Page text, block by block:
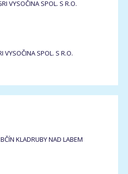
VYSOČINA SPOL. S R.O.